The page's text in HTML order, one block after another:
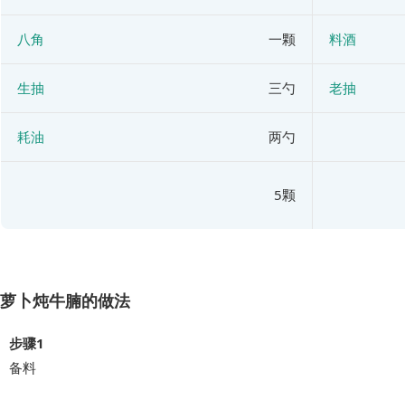
八角 一颗 料酒
生抽 三勺 老抽
耗油 两勺
5颗
萝卜炖牛腩的做法
步骤1
备料